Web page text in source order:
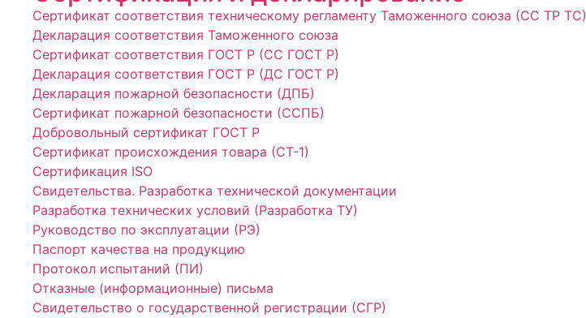
Сертификат соответствия техническому регламенту Таможенного союза (СС ТР ТС)
Декларация соответствия Таможенного союза
Сертификат соответствия ГОСТ Р (СС ГОСТ Р)
Декларация соответствия ГОСТ Р (ДС ГОСТ Р)
Декларация пожарной безопасности (ДПБ)
Сертификат пожарной безопасности (ССПБ)
Добровольный сертификат ГОСТ Р
Сертификат происхождения товара (СТ-1)
Сертификация ISO
Свидетельства. Разработка технической документации
Разработка технических условий (Разработка ТУ)
Руководство по эксплуатации (РЭ)
Паспорт качества на продукцию
Протокол испытаний (ПИ)
Отказные (информационные) письма
Свидетельство о государственной регистрации (СГР)